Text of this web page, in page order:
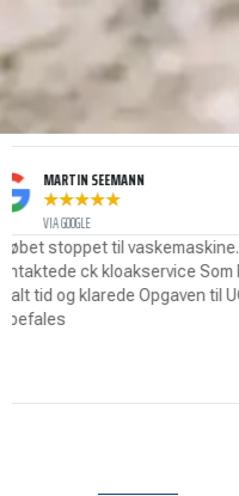
★★
til vaskemaskine.
kloakservice Som kom til
Opgaven til UG. Kan klart